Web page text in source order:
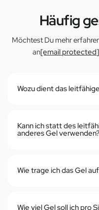
Häufig
Möchtest Du mehr
an[email protected]
Wozu dient das
Kann ich statt des
anderes Gel verwenden?
Wie trage ich das Gel
Wie viel Gel soll ich pro